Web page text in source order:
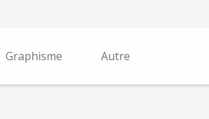
Graphisme Autre